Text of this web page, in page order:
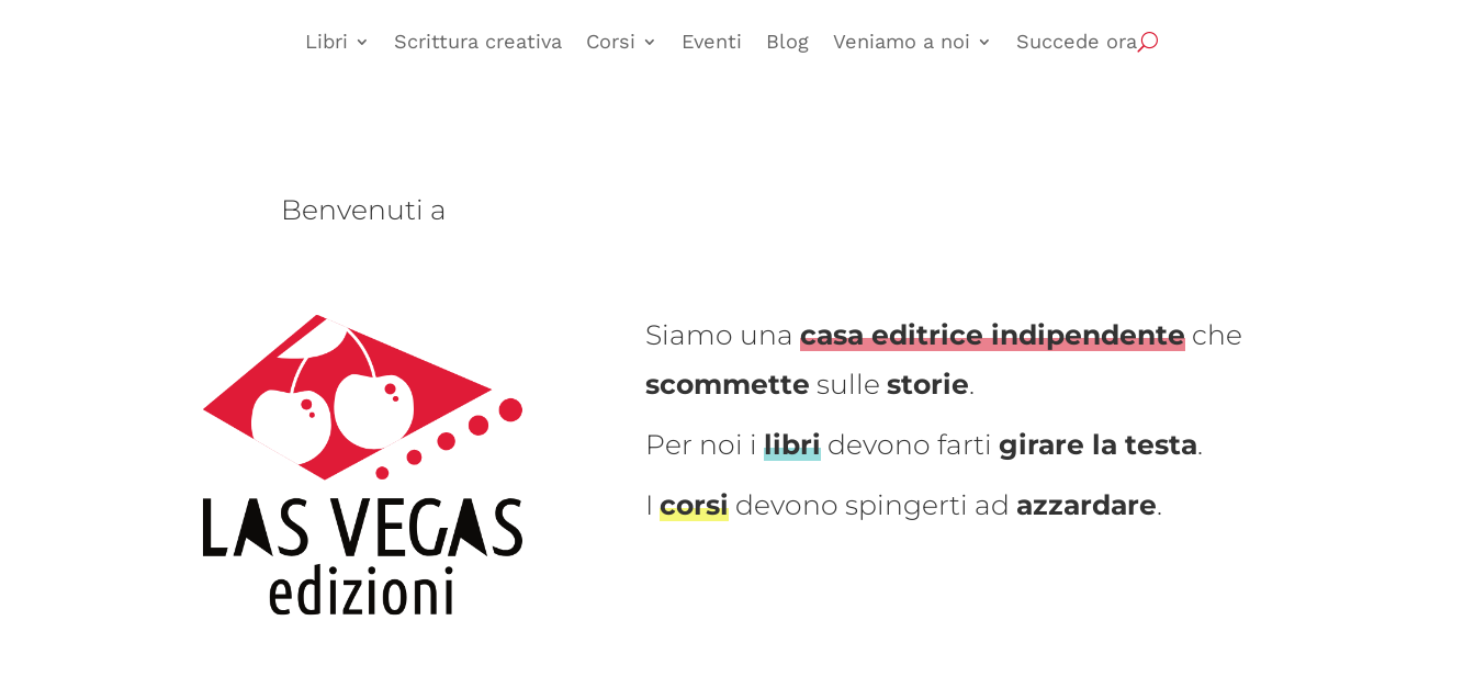
Libri Scrittura creativa Corsi Eventi Blog Veniamo a noi Succede ora
Benvenuti a
Siamo unacasa editrice indipendente che
scommette sullestorie.
Per noi ilibri devono fartigirare la testa.
Icorsi devono spingerti ad azzardare.